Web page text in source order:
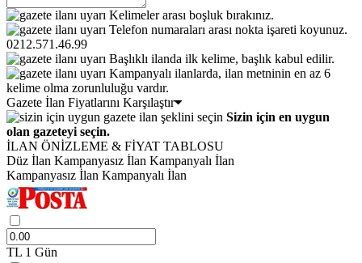
Kelimeler arası boşluk bırakınız.
Telefon numaraları arası nokta işareti koyunuz.
0212.571.46.99
Başlıklı ilanda ilk kelime, başlık kabul edilir.
Kampanyalı ilanlarda, ilan metninin en az 6
kelime olma zorunluluğu vardır.
Gazete İlan Fiyatlarını Karşılaştır
Sizin için en uygun
olan gazeteyi seçin.
İLAN ÖNİZLEME & FİYAT TABLOSU
Düz İlan Kampanyasız İlan Kampanyalı İlan
Kampanyasız İlan Kampanyalı İlan
TL 1 Gün